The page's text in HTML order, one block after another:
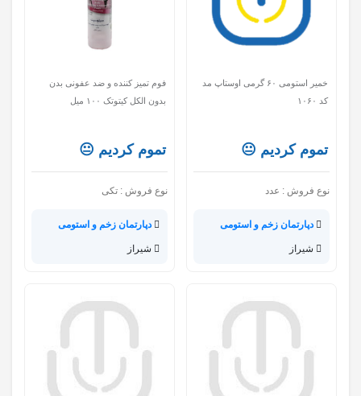
خمیر استومی ۶۰ گرمی اوستاپ مد
کد ۱۰۶۰
تموم کردیم 😐
نوع فروش : عدد
دپارتمان زخم و استومی
شیراز
فوم تمیز کننده و ضد عفونی بدن
بدون‌ الکل کیتوتک ۱۰۰ میل
تموم کردیم 😐
نوع فروش : تکی
دپارتمان زخم و استومی
شیراز